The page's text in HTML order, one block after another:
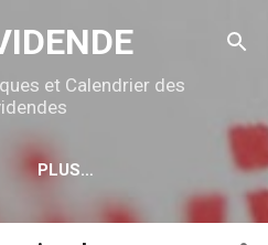
principal
et Calendrier des
PLUS…
DÉTACHEMENTS